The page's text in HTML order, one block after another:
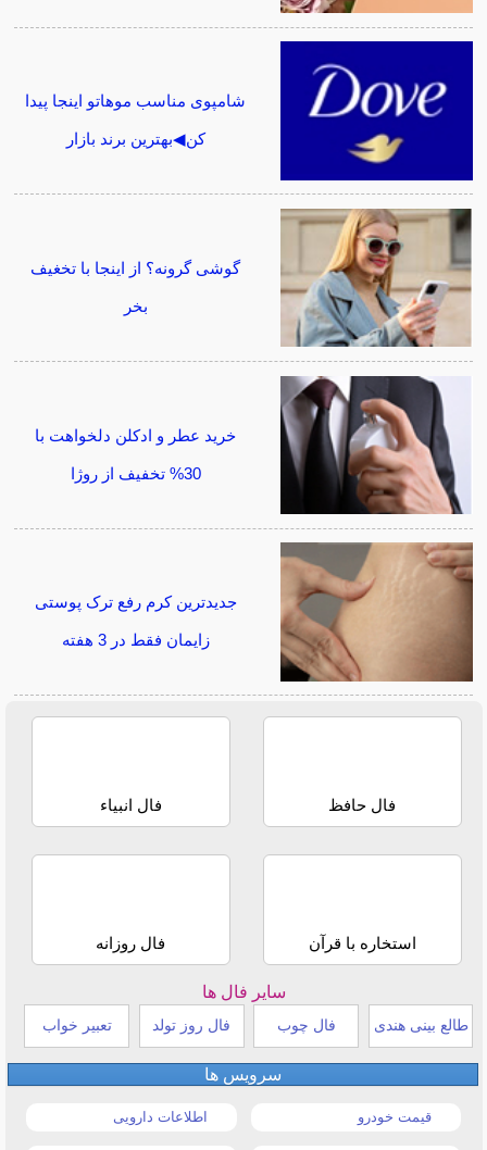
شامپوی مناسب موهاتو اینجا پیدا
کن◀بهترین برند بازار
گوشی گرونه؟ از اینجا با تخغیف
بخر
خرید عطر و ادکلن دلخواهت با
30% تخفیف از روژا
جدیدترین کرم رفع ترک پوستی
زایمان فقط در 3 هفته
فال حافظ فال انبیاء
استخاره با قرآن فال روزانه
سایر فال ها
طالع بینی هندی فال چوب فال روز تولد تعبیر خواب
سرویس ها
قیمت خودرو اطلاعات دارویی